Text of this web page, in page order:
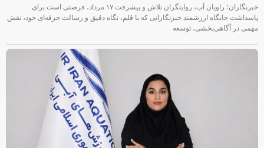
خبرنگاران؛ راویان آب، روایتگران تلاش و پیشرفت ۱۷ مرداد، فرصتی است برای
پاسداشت جایگاه ارزشمند خبرنگارانی که با قلم، نگاه دقیق و رسالت حرفه‌ای خود، نقش
مهمی در آگاهی‌بخشی، توسعه